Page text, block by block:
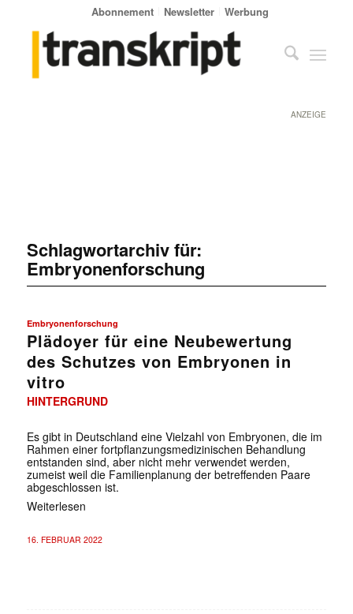
Abonnement Newsletter Werbung
ANZEIGE
Schlagwortarchiv für:
Embryonenforschung
Embryonenforschung
Plädoyer für eine Neubewertung
des Schutzes von Embryonen in
vitro
HINTERGRUND
Es gibt in Deutschland eine Vielzahl von Embryonen, die im
Rahmen einer fortpflanzungsmedizinischen Behandlung
entstanden sind, aber nicht mehr verwendet werden,
zumeist weil die Familienplanung der betreffenden Paare
abgeschlossen ist.
Weiterlesen
16. FEBRUAR 2022